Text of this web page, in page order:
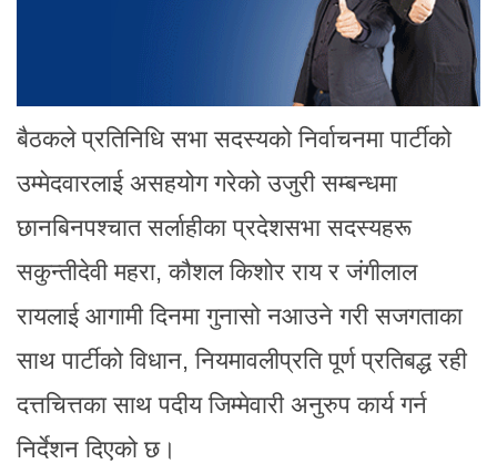
बैठकले प्रतिनिधि सभा सदस्यको निर्वाचनमा पार्टीको
उम्मेदवारलाई असहयोग गरेको उजुरी सम्बन्धमा
छानबिनपश्चात सर्लाहीका प्रदेशसभा सदस्यहरू
सकुन्तीदेवी महरा, कौशल किशोर राय र जंगीलाल
रायलाई आगामी दिनमा गुनासो नआउने गरी सजगताका
साथ पार्टीको विधान, नियमावलीप्रति पूर्ण प्रतिबद्ध रही
दत्तचित्तका साथ पदीय जिम्मेवारी अनुरुप कार्य गर्न
निर्देशन दिएको छ।